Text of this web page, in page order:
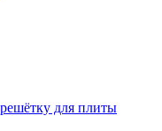
для плиты